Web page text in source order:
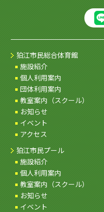
狛江市民総合体育館
施設紹介
個人利用案内
団体利用案内
教室案内（スクール）
お知らせ
イベント
アクセス
狛江市民プール
施設紹介
個人利用案内
教室案内（スクール）
お知らせ
イベント